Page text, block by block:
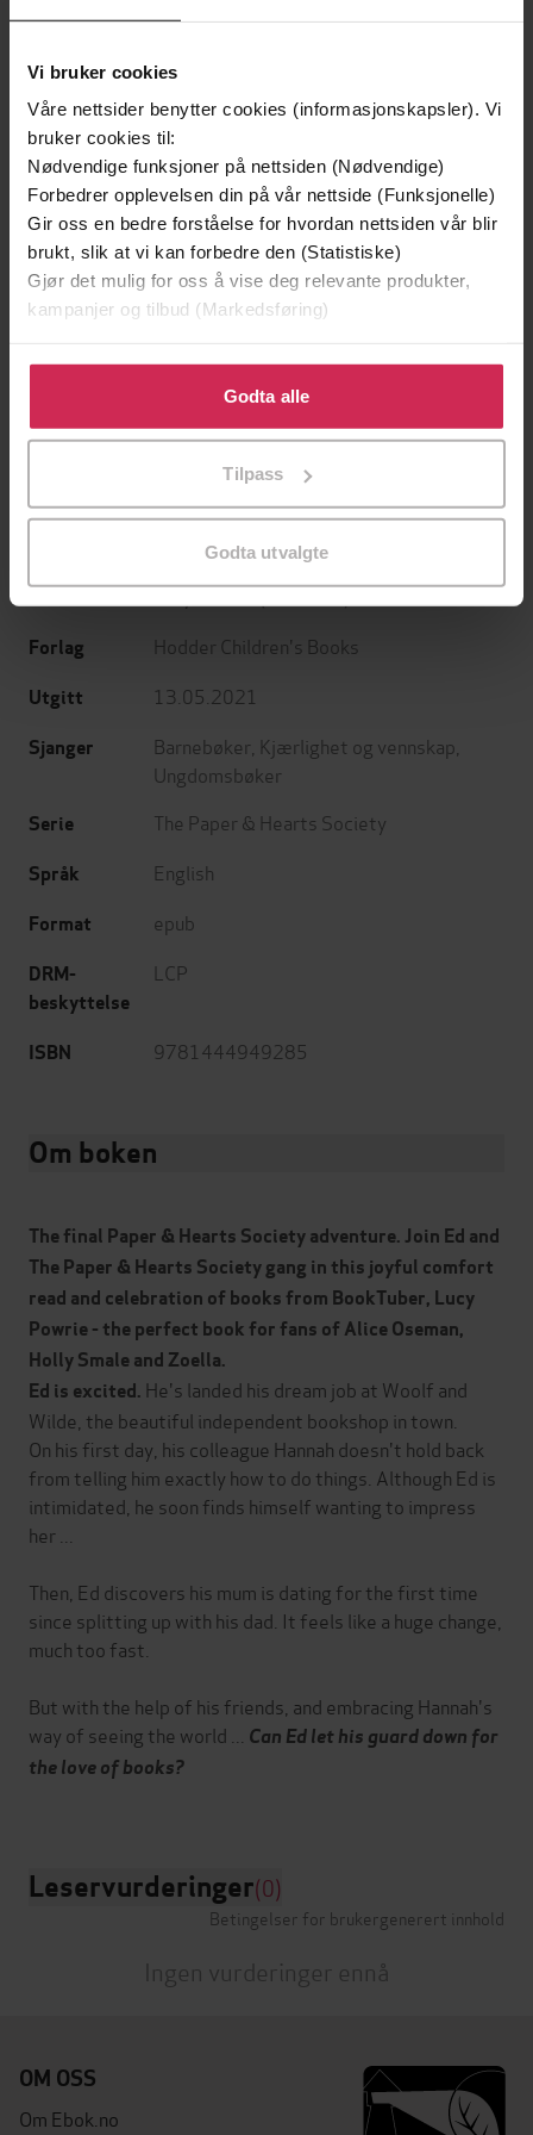
Vi bruker cookies
Våre nettsider benytter cookies (informasjonskapsler). Vi
bruker cookies til:
Nødvendige funksjoner på nettsiden (Nødvendige)
Forbedrer opplevelsen din på vår nettside (Funksjonelle)
Gir oss en bedre forståelse for hvordan nettsiden vår blir
brukt, slik at vi kan forbedre den (Statistiske)
Gjør det mulig for oss å vise deg relevante produkter,
kampanjer og tilbud (Markedsføring)
Klikk på «Godta alle» for å gi oss ditt samtykke til å
bruke cookies for alle disse formålene. Du kan også
tilpasse ditt samtykke til spesifikke formål ved å klikke
Godta alle
Tilpass
Godta utvalgte
199,-
Minnesota
Utskudd
Book 3
Lucy Powrie(forfatter)
Forlag Hodder Children's Books
Utgitt 13.05.2021
Sjanger Barnebøker Kjærlighet og vennskap
Ungdomsbøker
Serie The Paper & Hearts Society
Språk English
Format epub
DRM-
beskyttelse
LCP
ISBN 9781444949285
Om boken
The final Paper & Hearts Society adventure. Join Ed and
The Paper & Hearts Society gang in this joyful comfort
read and celebration of books from BookTuber, Lucy
Powrie - the perfect book for fans of Alice Oseman,
Holly Smale and Zoella.
Ed is excited. He's landed his dream job at Woolf and
Wilde, the beautiful independent bookshop in town.
On his first day, his colleague Hannah doesn't hold back
from telling him exactly how to do things. Although Ed is
intimidated, he soon finds himself wanting to impress
her ...
Then, Ed discovers his mum is dating for the first time
since splitting up with his dad. It feels like a huge change,
much too fast.
But with the help of his friends, and embracing Hannah's
way of seeing the world ... Can Ed let his guard down for
the love of books?
Leservurderinger(0)
Betingelser for brukergenerert innhold
Ingen vurderinger ennå
OM OSS
Om Ebok.no